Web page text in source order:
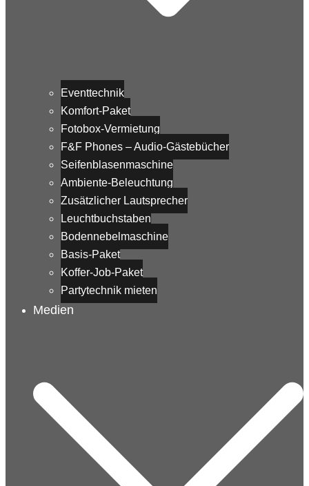
Eventtechnik
Komfort-Paket
Fotobox-Vermietung
F&F Phones – Audio-Gästebücher
Seifenblasenmaschine
Ambiente-Beleuchtung
Zusätzlicher Lautsprecher
Leuchtbuchstaben
Bodennebelmaschine
Basis-Paket
Koffer-Job-Paket
Partytechnik mieten
Medien